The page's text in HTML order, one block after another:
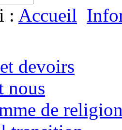
: Accueil
devoirs
nous
de